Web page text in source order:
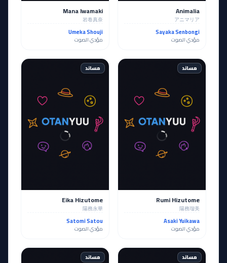
Animalia
アニマリア
Sayaka Senbongi
مؤدي الصوت
Mana Iwamaki
岩卷真奈
Umeka Shouji
مؤدي الصوت
مساند
Rumi Hizutome
陽務瑠美
Asaki Yuikawa
مؤدي الصوت
مساند
Eika Hizutome
陽務永華
Satomi Satou
مؤدي الصوت
مساند مساند